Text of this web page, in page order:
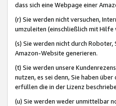
dass sich eine Webpage einer
(r) Sie werden nicht versuchen,
umzuleiten (einschließlich mit
(s) Sie werden nicht durch
Amazon-Website generieren.
(t) Sie werden unsere
nutzen, es sei denn, Sie haben
erfüllen die in der Lizenz
(u) Sie werden weder unmittelbar